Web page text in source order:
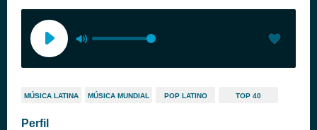
MÚSICA LATINA MÚSICA MUNDIAL POP LATINO TOP 40
Perfil